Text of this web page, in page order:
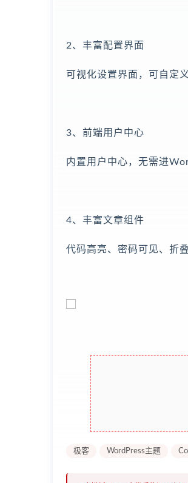
2、丰富配置界面
可视化设置界面，可自定
3、前端用户中心
内置用户中心，无需进
4、丰富文章组件
代码高亮、密码可见、折
极客 WordPress主题